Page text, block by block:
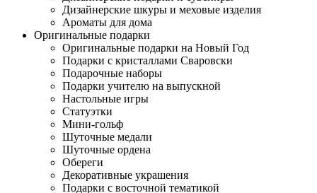
Дизайнерские шкуры и меховые изделия
Ароматы для дома
Оригинальные подарки
Оригинальные подарки на Новый Год
Подарки с кристаллами Сваровски
Подарочные наборы
Подарки учителю на выпускной
Настольные игры
Статуэтки
Мини-гольф
Шуточные медали
Шуточные ордена
Обереги
Декоративные украшения
Подарки с восточной тематикой